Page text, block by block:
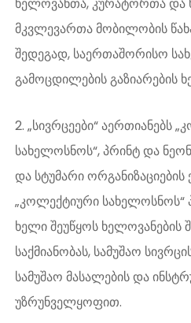
მკვლევართა მობილობის
შედეგად, საერთაშორისო
გამოცდილების გაზიარების
2. „სივრცეები“ აერთიანებს
სახელოსნოს“, პრინტ და
და სტუმარი ორგანიზაციების
„კოლექტიური სახელოსნოს“
ხელი შეუწყოს ხელოვანების
საქმიანობას, სამუშაო
სამუშაო მასალების და
უზრუნველყოფით.